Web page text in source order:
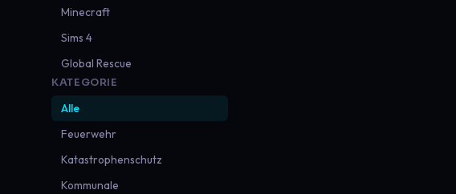
Minecraft
Sims 4
Global Rescue
KATEGORIE
Alle
Feuerwehr
Katastrophenschutz
Kommunale